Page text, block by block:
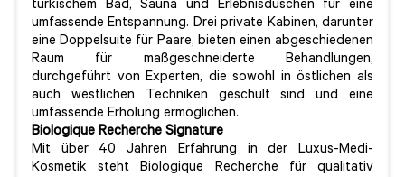
türkischem Bad, Sauna und Erlebnisduschen für eine
umfassende Entspannung. Drei private Kabinen, darunter
eine Doppelsuite für Paare, bieten einen abgeschiedenen
Raum für maßgeschneiderte Behandlungen,
durchgeführt von Experten, die sowohl in östlichen als
auch westlichen Techniken geschult sind und eine
umfassende Erholung ermöglichen.
Biologique Recherche Signature
Mit über 40 Jahren Erfahrung in der Luxus-Medi-
Kosmetik steht Biologique Recherche für qualitativ